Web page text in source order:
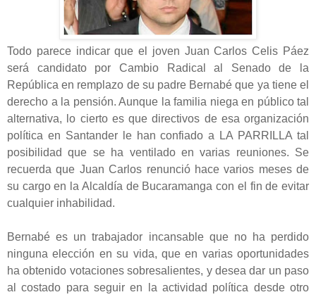
Todo parece indicar que el joven Juan Carlos Celis Páez
será candidato por Cambio Radical al Senado de la
República en remplazo de su padre Bernabé que ya tiene el
derecho a la pensión. Aunque la familia niega en público tal
alternativa, lo cierto es que directivos de esa organización
política en Santander le han confiado a LA PARRILLA tal
posibilidad que se ha ventilado en varias reuniones. Se
recuerda que Juan Carlos renunció hace varios meses de
su cargo en la Alcaldía de Bucaramanga con el fin de evitar
cualquier inhabilidad.
Bernabé es un trabajador incansable que no ha perdido
ninguna elección en su vida, que en varias oportunidades
ha obtenido votaciones sobresalientes, y desea dar un paso
al costado para seguir en la actividad política desde otro